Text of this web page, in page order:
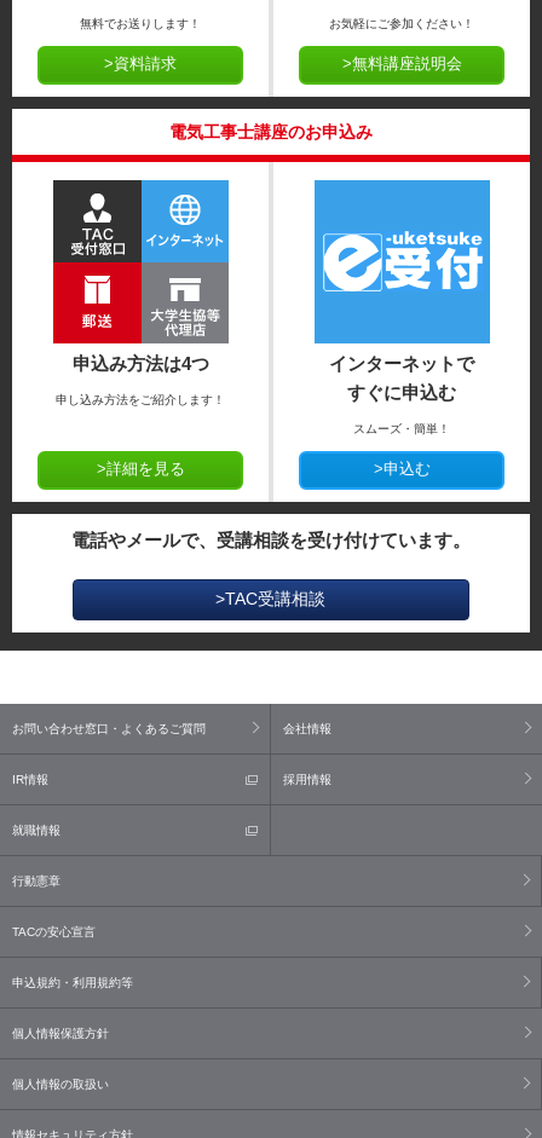
無料でお送りします！
>資料請求
お気軽にご参加ください！
>無料講座説明会
電気工事士講座のお申込み
申込み方法は4つ
申し込み方法をご紹介します！
>詳細を見る
インターネットで
すぐに申込む
スムーズ・簡単！
>申込む
電話やメールで、受講相談を受け付けています。
>TAC受講相談
お問い合わせ窓口・よくあるご質問 会社情報
IR情報 採用情報
就職情報
行動憲章
TACの安心宣言
申込規約・利用規約等
個人情報保護方針
個人情報の取扱い